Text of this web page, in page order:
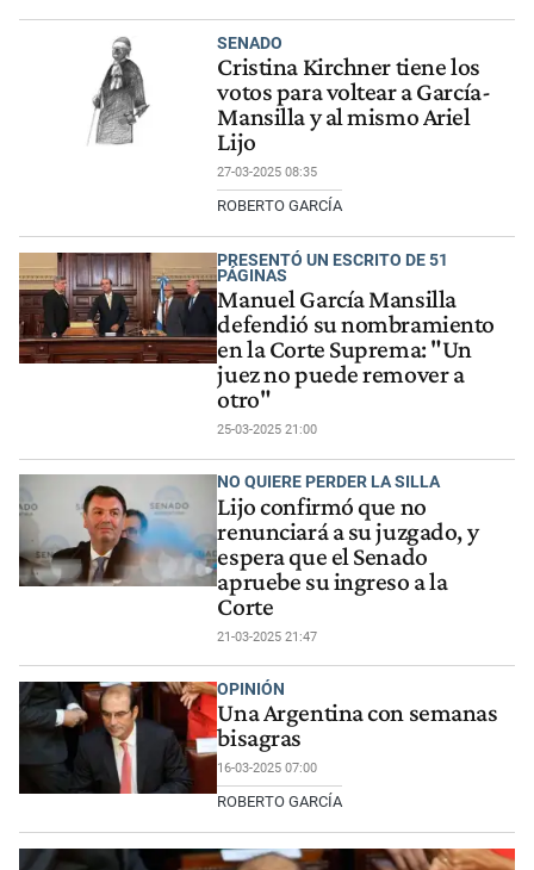
SENADO
Cristina Kirchner tiene los
votos para voltear a García-
Mansilla y al mismo Ariel
Lijo
27-03-2025 08:35
ROBERTO GARCÍA
PRESENTÓ UN ESCRITO DE 51
PÁGINAS
Manuel García Mansilla
defendió su nombramiento
en la Corte Suprema: "Un
juez no puede remover a
otro"
25-03-2025 21:00
NO QUIERE PERDER LA SILLA
Lijo confirmó que no
renunciará a su juzgado, y
espera que el Senado
apruebe su ingreso a la
Corte
21-03-2025 21:47
OPINIÓN
Una Argentina con semanas
bisagras
16-03-2025 07:00
ROBERTO GARCÍA